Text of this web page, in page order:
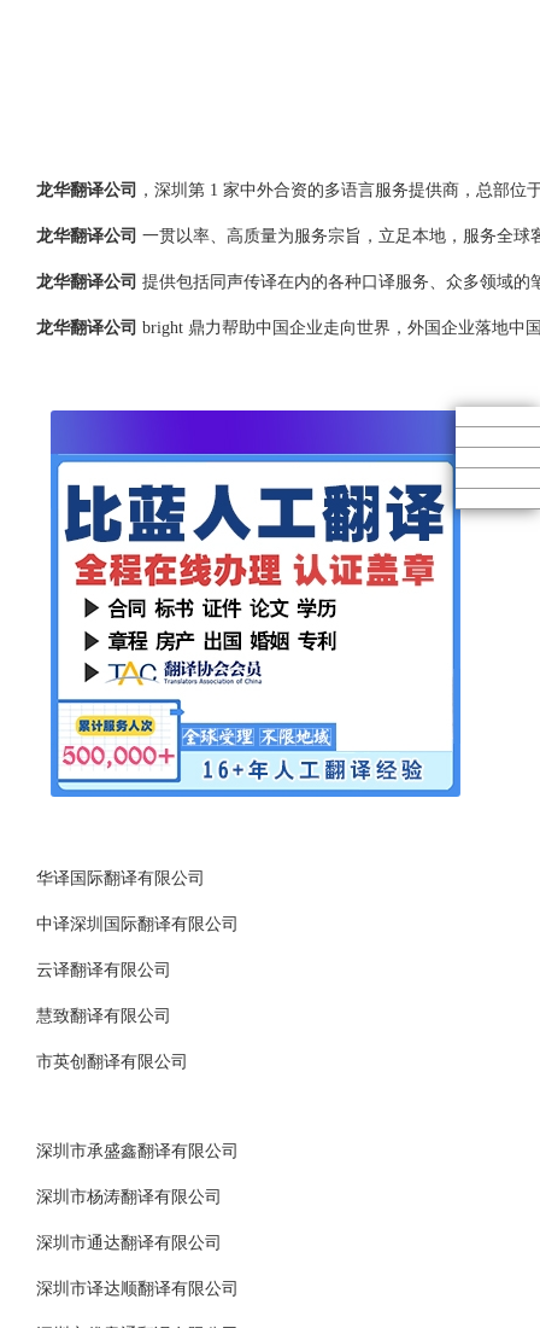
龙华翻译公司 ，深圳第 1 家中外合资的多语言服务提供商，总部
龙华翻译公司 一贯以率、高质量为服务宗旨，立足本地，服务全
龙华翻译公司 提供包括同声传译在内的各种口译服务、众多领域
龙华翻译公司 bright 鼎力帮助中国企业走向世界，外国企业落地中
华译国际翻译有限公司
中译深圳国际翻译有限公司
云译翻译有限公司
慧致翻译有限公司
市英创翻译有限公司
深圳市承盛鑫翻译有限公司
深圳市杨涛翻译有限公司
深圳市通达翻译有限公司
深圳市译达顺翻译有限公司